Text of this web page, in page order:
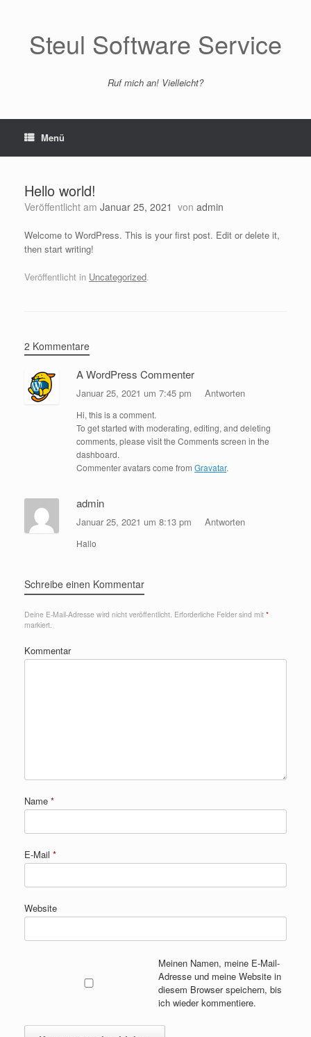
Steul Software Service
Ruf mich an! Vielleicht?
Menü
Hello world!
Veröffentlicht am Januar 25, 2021 von admin
Welcome to WordPress. This is your first post. Edit or delete it,
then start writing!
Veröffentlicht in Uncategorized.
2 Kommentare
A WordPress Commenter
Januar 25, 2021 um 7:45 pm Antworten
Hi, this is a comment.
To get started with moderating, editing, and deleting
comments, please visit the Comments screen in the
dashboard.
Commenter avatars come from Gravatar.
admin
Januar 25, 2021 um 8:13 pm Antworten
Hallo
Schreibe einen Kommentar
Deine E-Mail-Adresse wird nicht veröffentlicht. Erforderliche Felder sind mit *
markiert.
Kommentar
Name *
E-Mail *
Website
Meinen Namen, meine E-Mail-
Adresse und meine Website in
diesem Browser speichern, bis
ich wieder kommentiere.